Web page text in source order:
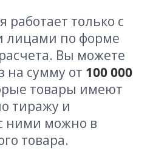
только с
лицами по форме
Вы можете
на сумму от 100 000
товары имеют
тиражу и
ними можно в
товара.